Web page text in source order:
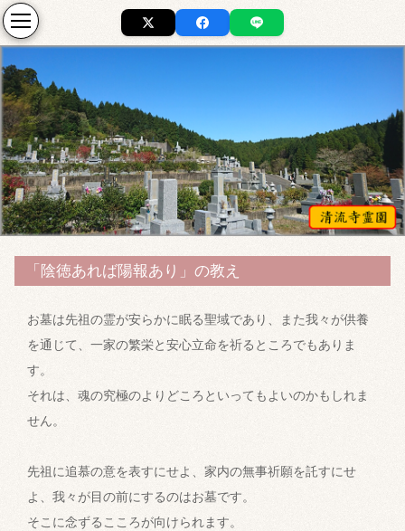
「陰徳あれば陽報あり」の教え
お墓は先祖の霊が安らかに眠る聖域であり、また我々が供養
を通じて、一家の繁栄と安心立命を祈るところでもありま
す。
それは、魂の究極のよりどころといってもよいのかもしれま
せん。
先祖に追慕の意を表すにせよ、家内の無事祈願を託すにせ
よ、我々が目の前にするのはお墓です。
そこに念ずるこころが向けられます。